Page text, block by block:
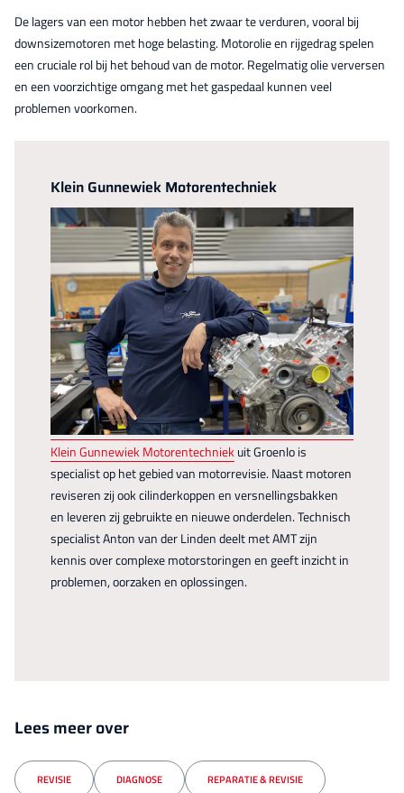
De lagers van een motor hebben het zwaar te verduren, vooral bij
downsizemotoren met hoge belasting. Motorolie en rijgedrag spelen
een cruciale rol bij het behoud van de motor. Regelmatig olie verversen
en een voorzichtige omgang met het gaspedaal kunnen veel
problemen voorkomen.
Klein Gunnewiek Motorentechniek
Klein Gunnewiek Motorentechniekuit Groenlo is
specialist op het gebied van motorrevisie. Naast motoren
reviseren zij ook cilinderkoppen en versnellingsbakken
en leveren zij gebruikte en nieuwe onderdelen. Technisch
specialist Anton van der Linden deelt met AMT zijn
kennis over complexe motorstoringen en geeft inzicht in
problemen, oorzaken en oplossingen.
Lees meer over
REVISIE DIAGNOSE REPARATIE & REVISIE